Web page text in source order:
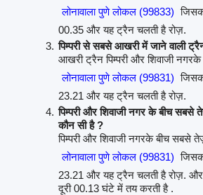
लोनावाला पुणे लोकल (99833)
00.35 और यह ट्रैन चलती है रोज़.
पिम्परी से सबसे आखरी में जाने वाली
आखरी ट्रैन पिम्परी और शिवाजी नगरके
लोनावाला पुणे लोकल (99831)
23.21 और यह ट्रैन चलती है रोज़.
पिम्परी और शिवाजी नगर के बीच सबसे
कौन सी है ?
पिम्परी और शिवाजी नगरके बीच सबसे
लोनावाला पुणे लोकल (99831)
23.21 और यह ट्रैन चलती है रोज़. और
दूरी 00.13 घंटे में तय करती है .